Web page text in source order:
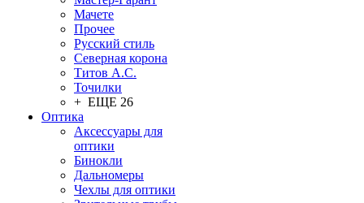
Мачете
Прочее
Русский стиль
Северная корона
Титов А.С.
Точилки
+ ЕЩЕ 26
Оптика
Аксессуары для
оптики
Бинокли
Дальномеры
Чехлы для оптики